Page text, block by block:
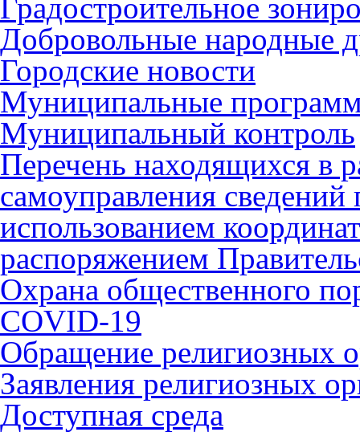
Градостроительное
Добровольные народные
Городские новости
Муниципальные
Муниципальный контроль
Перечень находящихся в
самоуправления
использованием
распоряжением
Охрана общественного
COVID-19
Обращение религиозных
Заявления религиозных
Доступная среда